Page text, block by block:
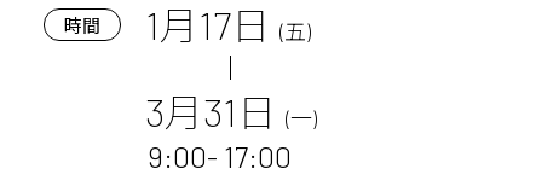
時間 1月17日 (五)
3月31日 (一)
9:00- 17:00